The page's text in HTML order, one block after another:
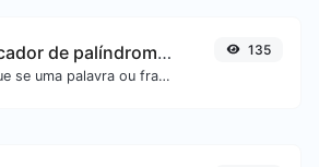
Verificador de palíndromos
Verifique se uma palavra ou frase é um palíndromo (se ela é lida da mesma forma de trás para frente).
135